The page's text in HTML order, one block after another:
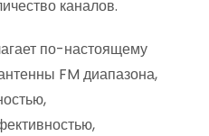
каналов.
по-настоящему
FM диапазона,